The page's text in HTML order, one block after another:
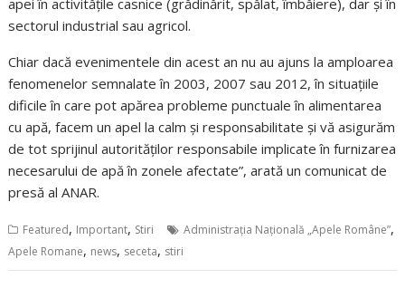
apei în activitățile casnice (grădinărit, spălat, îmbăiere), dar și în
sectorul industrial sau agricol.
Chiar dacă evenimentele din acest an nu au ajuns la amploarea
fenomenelor semnalate în 2003, 2007 sau 2012, în situațiile
dificile în care pot apărea probleme punctuale în alimentarea
cu apă, facem un apel la calm și responsabilitate și vă asigurăm
de tot sprijinul autorităților responsabile implicate în furnizarea
necesarului de apă în zonele afectate”, arată un comunicat de
presă al ANAR.
Featured, Important, Stiri Administrația Națională „Apele Române”,
Apele Romane, news, seceta, stiri